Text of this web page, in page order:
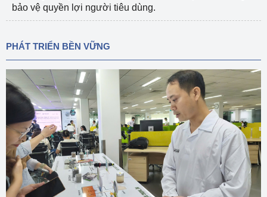
bảo vệ quyền lợi người tiêu dùng.
PHÁT TRIỂN BỀN VỮNG